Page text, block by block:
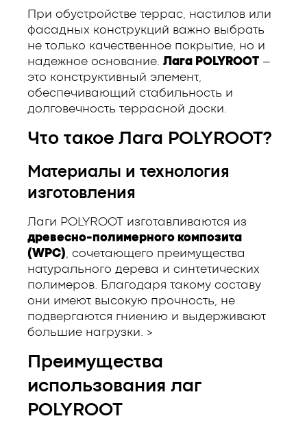
При обустройстве террас, настилов или
фасадных конструкций важно выбрать
не только качественное покрытие, но и
надежное основание. Лага POLYROOT –
это конструктивный элемент,
обеспечивающий стабильность и
долговечность террасной доски.
Что такое Лага POLYROOT?
Материалы и технология
изготовления
Лаги POLYROOT изготавливаются из
древесно-полимерного композита
(WPC), сочетающего преимущества
натурального дерева и синтетических
полимеров. Благодаря такому составу
они имеют высокую прочность, не
подвергаются гниению и выдерживают
большие нагрузки. >
Преимущества
использования лаг
POLYROOT